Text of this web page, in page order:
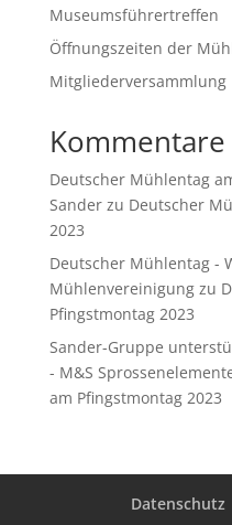
Museumsführertreffen
Öffnungszeiten der
Mitgliederversammlung
Kommentare
Deutscher Mühlentag
Sanderzu Deutscher
2023
Deutscher Mühlentag -
Mühlenvereinigungzu
Pfingstmontag 2023
Sander-Gruppe
- M&S
am Pfingstmontag 2023
Datenschutz